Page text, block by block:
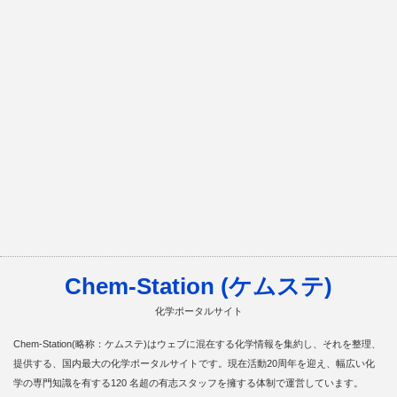
Chem-Station (ケムステ)
化学ポータルサイト
Chem-Station(略称：ケムステ)はウェブに混在する化学情報を集約し、それを整理、
提供する、国内最大の化学ポータルサイトです。現在活動20周年を迎え、幅広い化
学の専門知識を有する120 名超の有志スタッフを擁する体制で運営しています。